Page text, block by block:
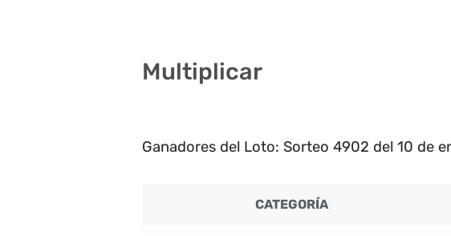
Multiplicar
Ganadores del Loto: Sorteo 4902 del 10 de
CATEGORÍA